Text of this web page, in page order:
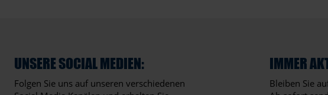
UNSERE SOCIAL MEDIEN:
Folgen Sie uns auf unseren verschiedenen
IMMER
Bleiben Sie